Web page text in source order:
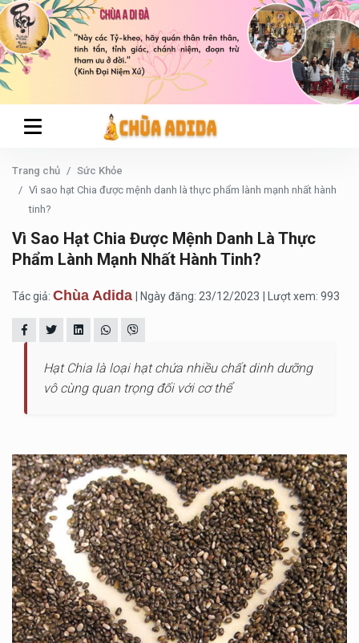
Trang chủ
Sức Khỏe
Vì sao hạt Chia được mệnh danh là thực phẩm lành mạnh nhất hành
tinh?
Vì Sao Hạt Chia Được Mệnh Danh Là Thực
Phẩm Lành Mạnh Nhất Hành Tinh?
Tác giả: Chùa Adida | Ngày đăng: 23/12/2023 | Lượt xem: 993
Hạt Chia là loại hạt chứa nhiều chất dinh dưỡng
vô cùng quan trọng đối với cơ thể